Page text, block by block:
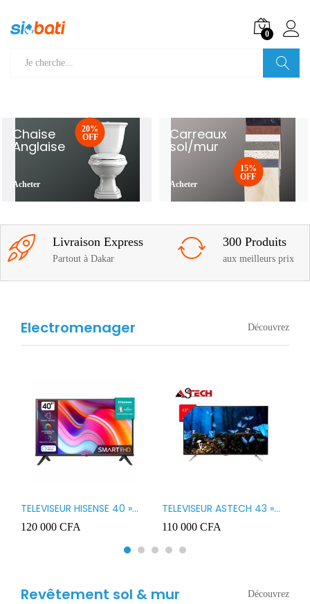
0
Chaise
Anglaise
Acheter
20%
OFF
Carreaux
sol/mur
Acheter
15%
OFF
Livraison Express
Partout à Dakar
300 Produits
aux meilleurs prix
Electromenager Découvrez
TELEVISEUR HISENSE 40 »
LED SMART VIDAA 40A4K
120 000 CFA
TELEVISEUR ASTECH 43 »
LED 43OD15
110 000 CFA
Revêtement sol & mur Découvrez